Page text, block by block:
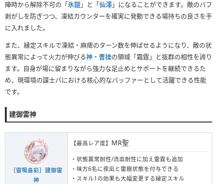
陣時から解除不可の「氷鎧」と「仙澤」になることができます。敵のバフ
剥がしを防ぎつつ、凍結カウンターを確実に発動できる場持ちの良さを手
に入れました。
また、縁定スキルで凍結・麻痺のターン数を伸ばせるようになり、敵の状
態異常によって火力が伸びる神・曹操の領域「霜霆」と抜群の相性を誇り
ます。自身が場に留まりながら強力な足止めとサポートを継続できるた
め、現環境の謀士パにおける核心的なバッファーとして活躍できる性能
です。
建御雷神
［雷鳴鼻彩］建御雷
神
【最高レア度】 MR聖
・状態異常耐性/流血耐性に加え雷霆も追加
・味方6名に夜凪と雷鎧状態を付与できる
・スキル1の効果も大幅変更する縁定スキル